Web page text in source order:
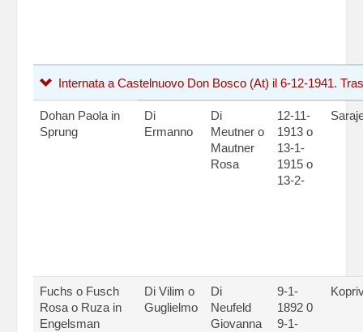
Internata a Castelnuovo Don Bosco (At) il 6-12-1941.
Dohan Paola in
Sprung
Di
Ermanno
Di
Meutner o
Mautner
Rosa
12-11-
1913 o
13-1-
1915 o
13-2-
Fuchs o Fusch
Rosa o Ruza in
Engelsman
Di Vilim o
Guglielmo
Di
Neufeld
Giovanna
9-1-
1892 0
9-1-